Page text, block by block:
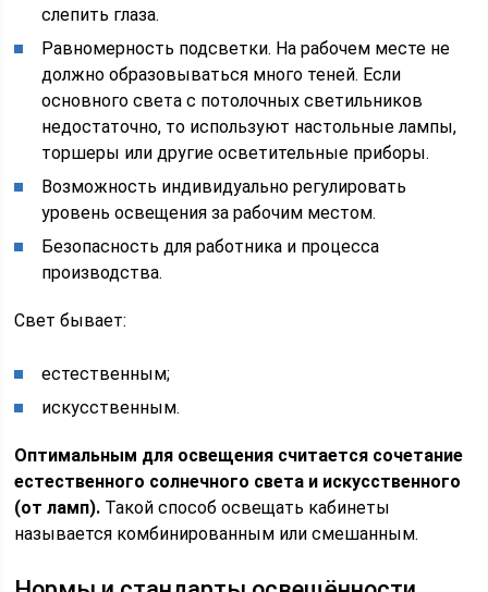
слепить глаза.
Равномерность подсветки. На рабочем месте не
должно образовываться много теней. Если
основного света с потолочных светильников
недостаточно, то используют настольные лампы,
торшеры или другие осветительные приборы.
Возможность индивидуально регулировать
уровень освещения за рабочим местом.
Безопасность для работника и процесса
производства.
Свет бывает:
естественным;
искусственным.
Оптимальным для освещения считается сочетание
естественного солнечного света и искусственного
(от ламп). Такой способ освещать кабинеты
называется комбинированным или смешанным.